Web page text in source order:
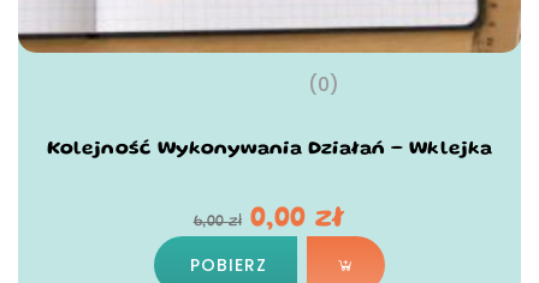
(0)
Kolejność Wykonywania Działań – Wklejka
6,00zł 0,00zł
POBIERZ